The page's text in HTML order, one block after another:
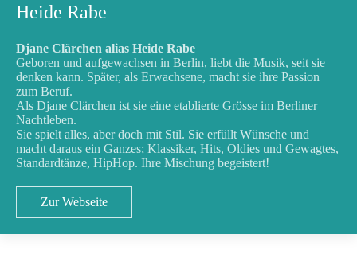
Heide Rabe
Djane Clärchen alias Heide Rabe
Geboren und aufgewachsen in Berlin, liebt die Musik, seit sie
denken kann. Später, als Erwachsene, macht sie ihre Passion
zum Beruf.
Als Djane Clärchen ist sie eine etablierte Grösse im Berliner
Nachtleben.
Sie spielt alles, aber doch mit Stil. Sie erfüllt Wünsche und
macht daraus ein Ganzes; Klassiker, Hits, Oldies und Gewagtes,
Standardtänze, HipHop. Ihre Mischung begeistert!
Zur Webseite